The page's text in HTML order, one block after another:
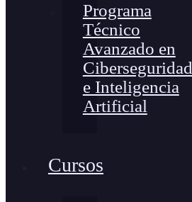
Programa
Técnico
Avanzado en
Ciberseguridad
e Inteligencia
Artificial
Cursos